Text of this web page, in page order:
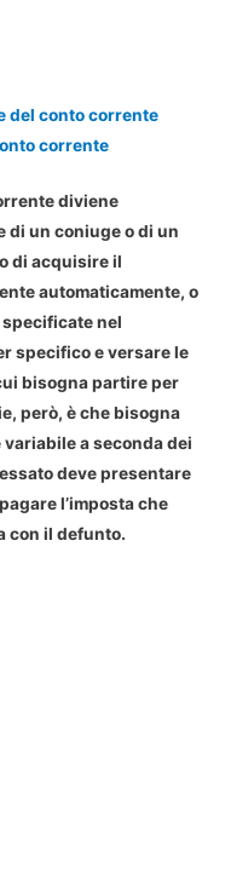
del conto corrente
corrente
diviene
di un coniuge o di un
di acquisire il
automaticamente, o
nel
specifico e versare le
bisogna partire per
però, è che bisogna
a seconda dei
deve presentare
l’imposta che
con il defunto.